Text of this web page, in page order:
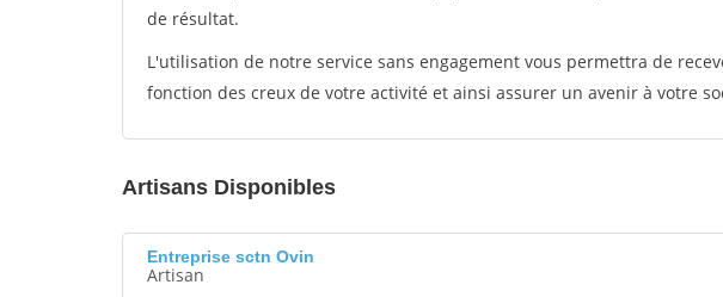
de résultat.
L'utilisation de notre service sans engagement vous permettra de
fonction des creux de votre activité et ainsi assurer un avenir à votre
Artisans Disponibles
Entreprise sctn Ovin
Artisan